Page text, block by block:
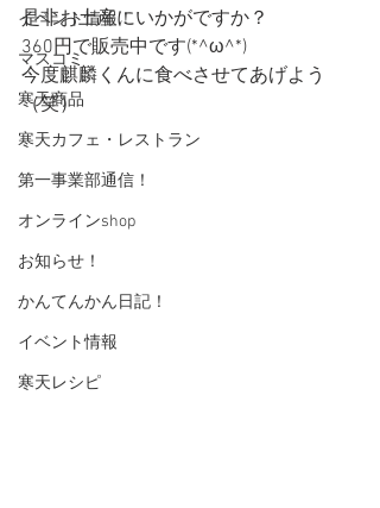
イベント情報！
マスコミ
寒天商品
寒天カフェ・レストラン
第一事業部通信！
オンラインshop
お知らせ！
かんてんかん日記！
イベント情報
寒天レシピ
是非お土産にいかがですか？
360円で販売中です(*^ω^*)
今度麒麟くんに食べさせてあげよう
（笑）